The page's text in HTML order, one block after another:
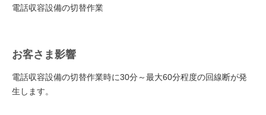
電話収容設備の切替作業
お客さま影響
電話収容設備の切替作業時に30分～最大60分程度の回線断が発
生します。